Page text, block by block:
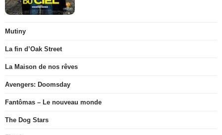
Mutiny
La fin d’Oak Street
La Maison de nos rêves
Avengers: Doomsday
Fantômas – Le nouveau monde
The Dog Stars